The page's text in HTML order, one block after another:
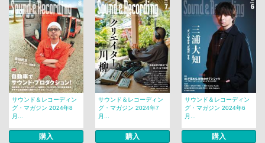
サウンド＆レコーディン
グ・マガジン 2024年8
月...
購入
サウンド＆レコーディン
グ・マガジン 2024年7
月...
購入
サウンド＆レコーディン
グ・マガジン 2024年6
月...
購入